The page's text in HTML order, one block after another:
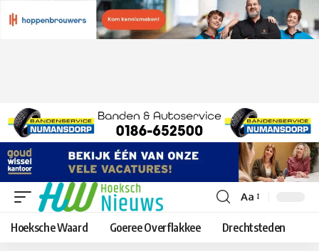
Lettergrootte
aanpassen
Aa
Hoeksche Waard Goeree Overflakkee Drechtsteden